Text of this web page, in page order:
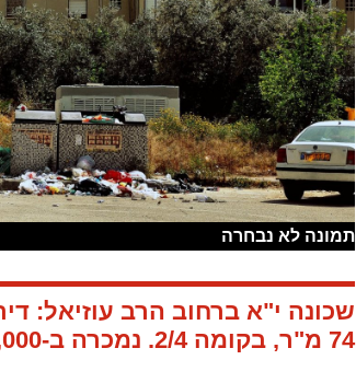
תמונה לא נבחרה
שכונה י"א ברחוב הרב עוזיאל:
74 מ"ר, בקומה 2/4.
נמכרה ב-715,000 ש"ח.